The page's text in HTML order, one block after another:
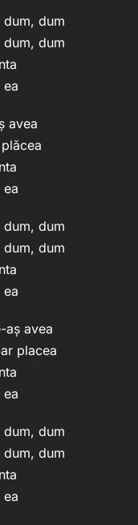
dum
dum
ea
avea
ea
dum
dum
ea
aș avea
placea
ea
dum
dum
ea